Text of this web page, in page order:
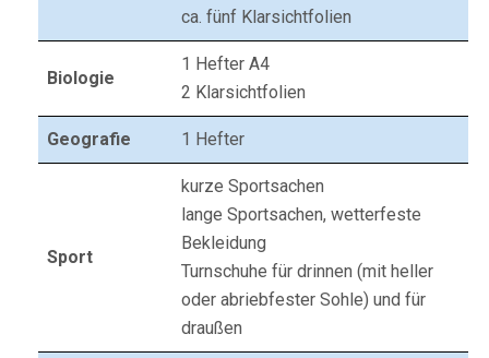
ca. fünf Klarsichtfolien
Biologie
1 Hefter A4
2 Klarsichtfolien
Geografie 1 Hefter
Sport
kurze Sportsachen
lange Sportsachen, wetterfeste
Bekleidung
Turnschuhe für drinnen (mit heller
oder abriebfester Sohle) und für
draußen